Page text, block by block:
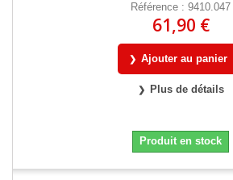
Référence : 9410.047
61,90 €
Ajouter au panier
Plus de détails
Produit en stock